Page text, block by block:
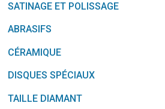
SATINAGE ET POLISSAGE
ABRASIFS
CÉRAMIQUE
DISQUES SPÉCIAUX
TAILLE DIAMANT